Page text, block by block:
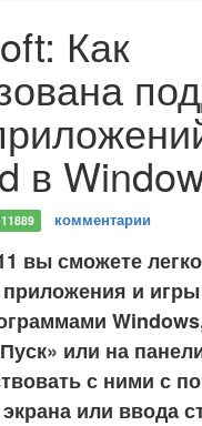
Как
в
комментарии
вы сможете
и
или на
с ними с
или ввода